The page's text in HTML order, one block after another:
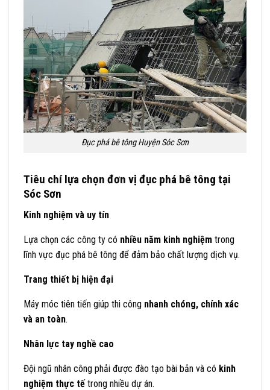
Đục phá bê tông Huyện Sóc Sơn
Tiêu chí lựa chọn đơn vị đục phá bê tông tại
Sóc Sơn
Kinh nghiệm và uy tín
Lựa chọn các công ty có nhiều năm kinh nghiệm trong
lĩnh vực đục phá bê tông để đảm bảo chất lượng dịch vụ.
Trang thiết bị hiện đại
Máy móc tiên tiến giúp thi công nhanh chóng, chính xác
và an toàn.
Nhân lực tay nghề cao
Đội ngũ nhân công phải được đào tạo bài bản và có kinh
nghiệm thực tếtrong nhiều dự án.